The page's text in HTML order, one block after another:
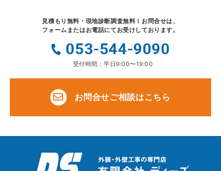
見積もり無料・現地診断調査無料！ お問合せは、
フォームまたはお電話にてお受けしております。
053-544-9090
受付時間：平日9:00〜19:00
お問合せご相談はこちら